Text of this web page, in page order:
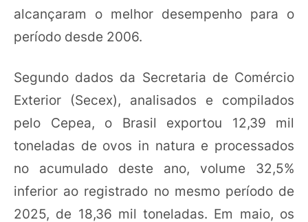
alcançaram o melhor desempenho para o
período desde 2006.
Segundo dados da Secretaria de Comércio
Exterior (Secex), analisados e compilados
pelo Cepea, o Brasil exportou 12,39 mil
toneladas de ovos in natura e processados
no acumulado deste ano, volume 32,5%
inferior ao registrado no mesmo período de
2025, de 18,36 mil toneladas. Em maio, os